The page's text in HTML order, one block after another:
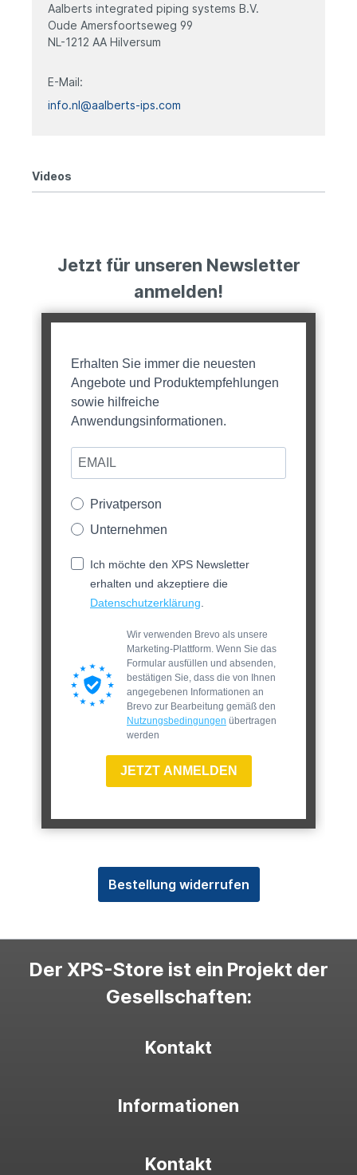
Aalberts integrated piping systems B.V.
Oude Amersfoortseweg 99
NL-1212 AA Hilversum
E-Mail:
info.nl@aalberts-ips.com
Videos
Jetzt für unseren Newsletter
anmelden!
Erhalten Sie immer die neuesten
Angebote und Produktempfehlungen
sowie hilfreiche
Anwendungsinformationen.
Privatperson
Unternehmen
Ich möchte den XPS Newsletter
erhalten und akzeptiere die
Datenschutzerklärung
Wir verwenden Brevo als unsere
Marketing-Plattform. Wenn Sie das
Formular ausfüllen und absenden,
bestätigen Sie, dass die von Ihnen
angegebenen Informationen an
Brevo zur Bearbeitung gemäß den
Nutzungsbedingungen übertragen
werden
JETZT ANMELDEN
Bestellung widerrufen
Der XPS-Store ist ein Projekt der
Gesellschaften:
Kontakt
Informationen
Kontakt